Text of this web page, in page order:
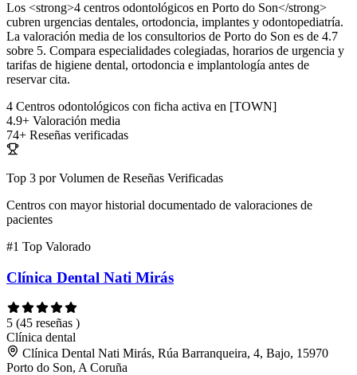
Los <strong>4 centros odontológicos en Porto do Son</strong>
cubren urgencias dentales, ortodoncia, implantes y odontopediatría.
La valoración media de los consultorios de Porto do Son es de 4.7
sobre 5. Compara especialidades colegiadas, horarios de urgencia y
tarifas de higiene dental, ortodoncia e implantología antes de
reservar cita.
4 Centros odontológicos con ficha activa en [TOWN]
4.9+ Valoración media
74+ Reseñas verificadas
Top 3 por Volumen de Reseñas Verificadas
Centros con mayor historial documentado de valoraciones de
pacientes
#1 Top Valorado
Clínica Dental Nati Mirás
5 (45 reseñas )
Clínica dental
Clínica Dental Nati Mirás, Rúa Barranqueira, 4, Bajo, 15970
Porto do Son, A Coruña